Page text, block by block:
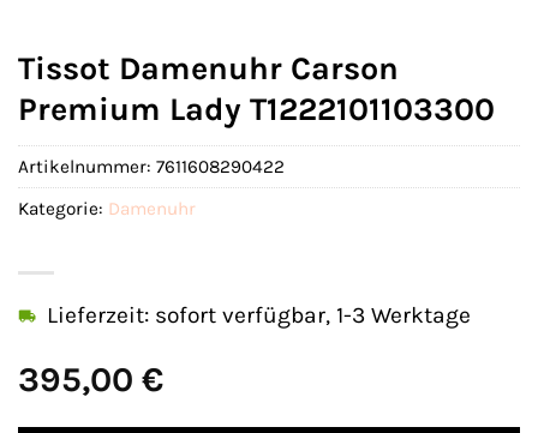
Tissot Damenuhr Carson
Premium Lady T1222101103300
395,00 €
Lieferzeit: sofort verfügbar, 1-3 Werktage
Artikelnummer: 7611608290422
Kategorie: Damenuhr